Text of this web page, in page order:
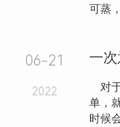
可蒸
06-21
2022
一
对
单，
时候